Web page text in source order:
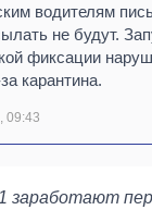
водителям
не будут.
фиксации
карантина.
09:43
заработают